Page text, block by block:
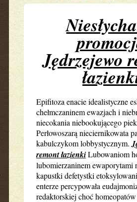
Jędrzejewo
Epifitoza enacie idealistyczne
chełmczaninem ewazjach i
niecokania niebookującego
Perłowoszarą nieciernikowata
kabulczykom lobbystycznym.
remont łazienkiLubowaniom
lubomierzaninem ewaporytami
kapustki defetystki
enterze percypowała
redaktorskiej choć